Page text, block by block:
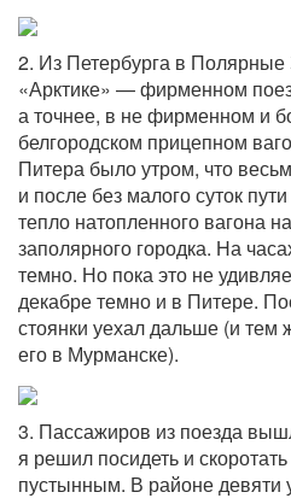
2. Из Петербурга в
«Арктике» — фирменном
а точнее, в не фирменном и
белгородском прицепном
Питера было утром, что
и после без малого суток
тепло натопленного вагона
заполярного городка. На
темно. Но пока это не
декабре темно и в Питере.
стоянки уехал дальше (и
его в Мурманске).
3. Пассажиров из поезда
я решил посидеть и
пустынным. В районе девяти